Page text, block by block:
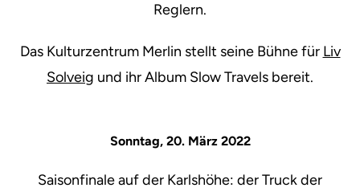
Reglern.
Das Kulturzentrum Merlin stellt seine Bühne für Liv
Solveig und ihr Album Slow Travels bereit.
Sonntag, 20. März 2022
Saisonfinale auf der Karlshöhe: der Truck der